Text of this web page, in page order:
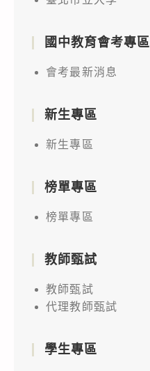
國中教育會考專區
會考最新消息
新生專區
新生專區
榜單專區
榜單專區
教師甄試
教師甄試
代理教師甄試
學生專區